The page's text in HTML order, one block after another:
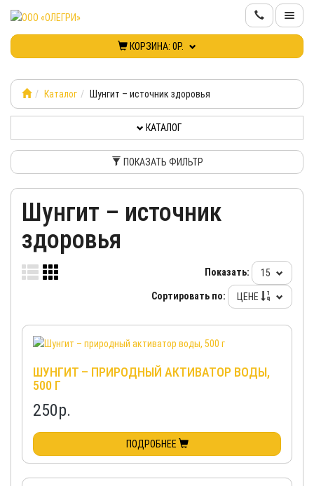
КОРЗИНА: 0Р.
КАТАЛОГ
ИНФОРМАЦИЯ
КАБИНЕТ
Каталог Шунгит – источник здоровья
КАТАЛОГ
ПОКАЗАТЬ ФИЛЬТР
Шунгит – источник
здоровья
Показать: 15
Сортировать по: ЦЕНЕ
ШУНГИТ – ПРИРОДНЫЙ АКТИВАТОР ВОДЫ,
500 Г
250р.
ПОДРОБНЕЕ